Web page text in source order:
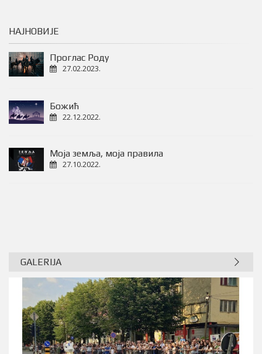
НАЈНОВИЈЕ
Проглас Роду
27.02.2023.
Божић
22.12.2022.
Моја земља, моја правила
27.10.2022.
GALERIJA